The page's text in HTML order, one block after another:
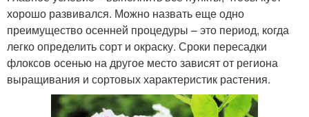
хорошо развивался. Можно назвать еще одно
преимущество осенней процедуры – это период, когда
легко определить сорт и окраску. Сроки пересадки
флоксов осенью на другое место зависят от региона
выращивания и сортовых характеристик растения.